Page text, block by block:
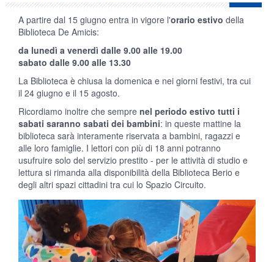
A partire dal 15 giugno entra in vigore l'orario estivo della
Biblioteca De Amicis:
da lunedì a venerdì dalle 9.00 alle 19.00
sabato dalle 9.00 alle 13.30
La Biblioteca è chiusa la domenica e nei giorni festivi, tra cui
il 24 giugno e il 15 agosto.
Ricordiamo inoltre che sempre nel periodo estivo tutti i
sabati saranno sabati dei bambini: in queste mattine la
biblioteca sarà interamente riservata a bambini, ragazzi e
alle loro famiglie. I lettori con più di 18 anni potranno
usufruire solo del servizio prestito - per le attività di studio e
lettura si rimanda alla disponibilità della Biblioteca Berio e
degli altri spazi cittadini tra cui lo Spazio Circuito.